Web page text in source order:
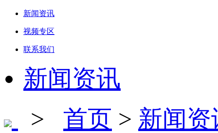
新闻资讯
视频专区
联系我们
新闻资讯
>
首页 > 新闻资